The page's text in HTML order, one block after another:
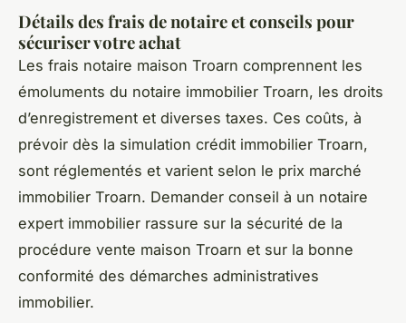
Détails des frais de notaire et conseils pour
sécuriser votre achat
Les frais notaire maison Troarn comprennent les
émoluments du notaire immobilier Troarn, les droits
d’enregistrement et diverses taxes. Ces coûts, à
prévoir dès la simulation crédit immobilier Troarn,
sont réglementés et varient selon le prix marché
immobilier Troarn. Demander conseil à un notaire
expert immobilier rassure sur la sécurité de la
procédure vente maison Troarn et sur la bonne
conformité des démarches administratives
immobilier.